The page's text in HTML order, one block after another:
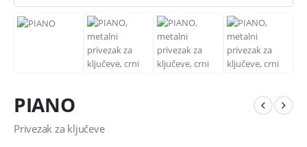
PIANO
Privezak za ključeve